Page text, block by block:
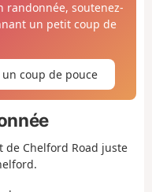
randonnée, soutenez-
un petit coup de
un coup de pouce
de Chelford Road juste